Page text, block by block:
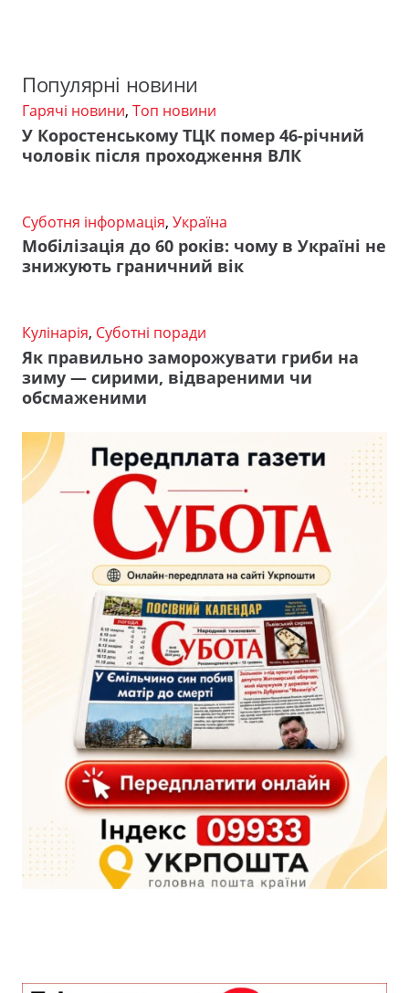
Популярні новини
Гарячі новини, Топ новини
У Коростенському ТЦК помер 46-річний
чоловік після проходження ВЛК
Суботня інформація, Україна
Мобілізація до 60 років: чому в Україні не
знижують граничний вік
Кулінарія, Суботні поради
Як правильно заморожувати гриби на
зиму — сирими, відвареними чи
обсмаженими